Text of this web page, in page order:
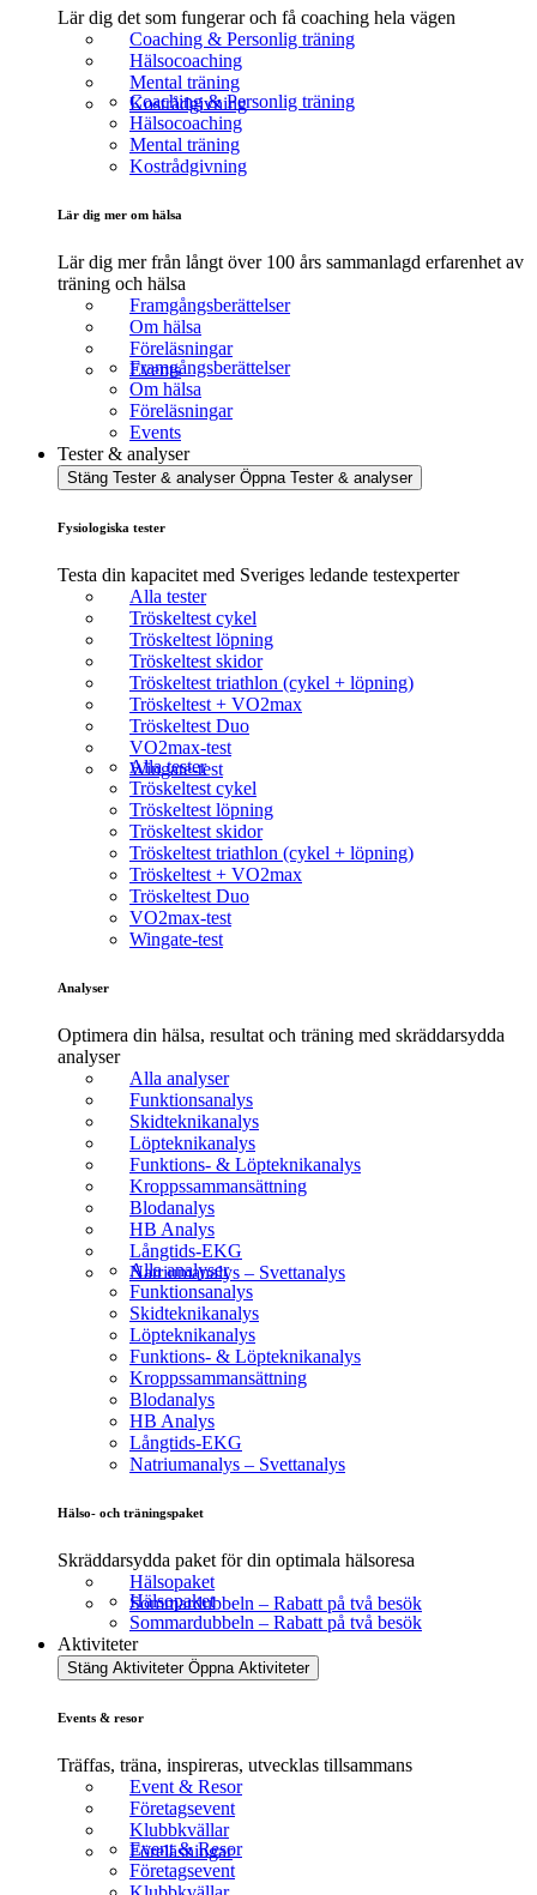
Lär dig det som fungerar och få coaching hela vägen
Coaching & Personlig träning
Hälsocoaching
Mental träning
Kostrådgivning
Coaching & Personlig träning
Hälsocoaching
Mental träning
Kostrådgivning
Lär dig mer om hälsa
Lär dig mer från långt över 100 års sammanlagd erfarenhet av
träning och hälsa
Framgångsberättelser
Om hälsa
Föreläsningar
Events
Framgångsberättelser
Om hälsa
Föreläsningar
Events
Tester & analyser
Stäng Tester & analyser Öppna Tester & analyser
Fysiologiska tester
Testa din kapacitet med Sveriges ledande testexperter
Alla tester
Tröskeltest cykel
Tröskeltest löpning
Tröskeltest skidor
Tröskeltest triathlon (cykel + löpning)
Tröskeltest + VO2max
Tröskeltest Duo
VO2max-test
Wingate-test
Alla tester
Tröskeltest cykel
Tröskeltest löpning
Tröskeltest skidor
Tröskeltest triathlon (cykel + löpning)
Tröskeltest + VO2max
Tröskeltest Duo
VO2max-test
Wingate-test
Analyser
Optimera din hälsa, resultat och träning med skräddarsydda
analyser
Alla analyser
Funktionsanalys
Skidteknikanalys
Löpteknikanalys
Funktions- & Löpteknikanalys
Kroppssammansättning
Blodanalys
HB Analys
Långtids-EKG
Natriumanalys – Svettanalys
Alla analyser
Funktionsanalys
Skidteknikanalys
Löpteknikanalys
Funktions- & Löpteknikanalys
Kroppssammansättning
Blodanalys
HB Analys
Långtids-EKG
Natriumanalys – Svettanalys
Hälso- och träningspaket
Skräddarsydda paket för din optimala hälsoresa
Hälsopaket
Sommardubbeln – Rabatt på två besök
Hälsopaket
Sommardubbeln – Rabatt på två besök
Aktiviteter
Stäng Aktiviteter Öppna Aktiviteter
Events & resor
Träffas, träna, inspireras, utvecklas tillsammans
Event & Resor
Företagsevent
Klubbkvällar
Föreläsningar
Event & Resor
Företagsevent